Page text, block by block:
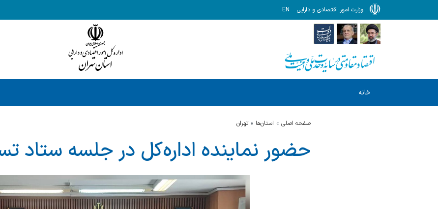
وزارت امور اقتصادی و دارایی EN
خانه
صفحه اصلی استان‌ها تهران
حضور نماینده اداره‌کل در جلسه ستاد